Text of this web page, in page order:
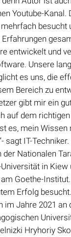
Youtube-Kanal.
besucht
entwickelt und
Unsere
es uns, die
Bereich zu
gibt mir ein
auf dem richtigen
es, mein Wissen
sagt IT-
der Nationalen
in Kiew
Goethe-
Erfolg
im Jahre 2021 an
Hryhoriy